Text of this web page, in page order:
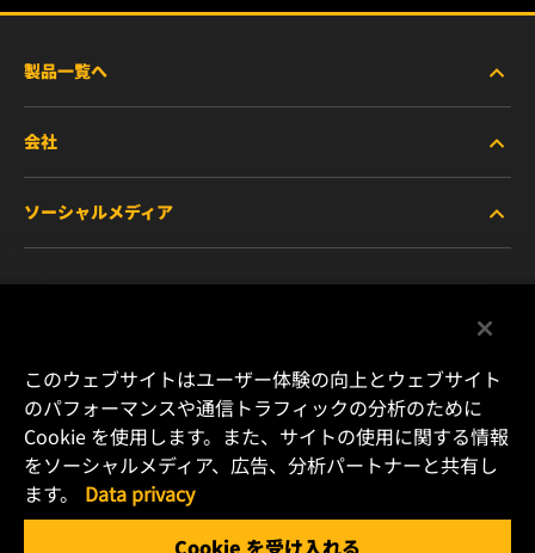
製品一覧へ
商用車および建機・農機・産業用途車両
乗用車および小型トラック
特殊用途向けフィルター
会社
WIXについて
リソース
キャリア
データプライバシー
リーガルノーティス
ソーシャルメディア
Instagram
YouTube
横浜市港北区新横浜2-15-10 YS新横浜ビル2F
このウェブサイトはユーザー体験の向上とウェブサイト
のパフォーマンスや通信トラフィックの分析のために
Cookie を使用します。また、サイトの使用に関する情報
をソーシャルメディア、広告、分析パートナーと共有し
ます。
Data privacy
Cookie を受け入れる